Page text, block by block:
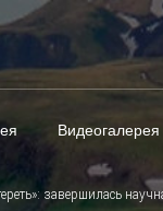
Видеогалерея
завершилась